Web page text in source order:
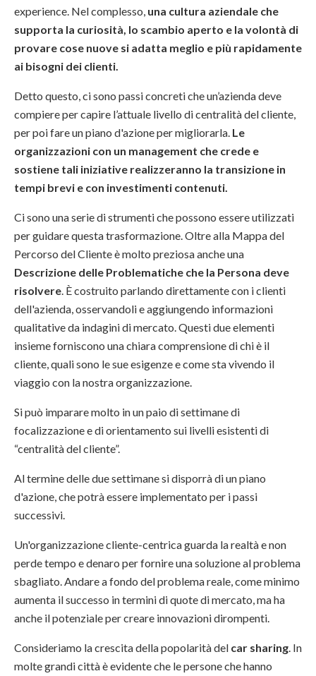
experience. Nel complesso, una cultura aziendale che
supporta la curiosità, lo scambio aperto e la volontà di
provare cose nuove si adatta meglio e più rapidamente
ai bisogni dei clienti.
Detto questo, ci sono passi concreti che un’azienda deve
compiere per capire l’attuale livello di centralità del cliente,
per poi fare un piano d'azione per migliorarla. Le
organizzazioni con un management che crede e
sostiene tali iniziative realizzeranno la transizione in
tempi brevi e con investimenti contenuti.
Ci sono una serie di strumenti che possono essere utilizzati
per guidare questa trasformazione. Oltre alla Mappa del
Percorso del Cliente è molto preziosa anche una
Descrizione delle Problematiche che la Persona deve
risolvere . È costruito parlando direttamente con i clienti
dell'azienda, osservandoli e aggiungendo informazioni
qualitative da indagini di mercato. Questi due elementi
insieme forniscono una chiara comprensione di chi è il
cliente, quali sono le sue esigenze e come sta vivendo il
viaggio con la nostra organizzazione.
Si può imparare molto in un paio di settimane di
focalizzazione e di orientamento sui livelli esistenti di
“centralità del cliente”.
Al termine delle due settimane si disporrà di un piano
d'azione, che potrà essere implementato per i passi
successivi.
Un'organizzazione cliente-centrica guarda la realtà e non
perde tempo e denaro per fornire una soluzione al problema
sbagliato. Andare a fondo del problema reale, come minimo
aumenta il successo in termini di quote di mercato, ma ha
anche il potenziale per creare innovazioni dirompenti.
Consideriamo la crescita della popolarità del car sharing . In
molte grandi città è evidente che le persone che hanno